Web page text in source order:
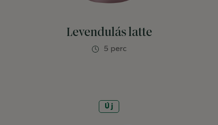
Levendulás latte
5 perc
Új